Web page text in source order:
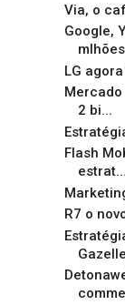
Via, o
Google,
LG
2 bi...
Flash
estrat...
R7 o